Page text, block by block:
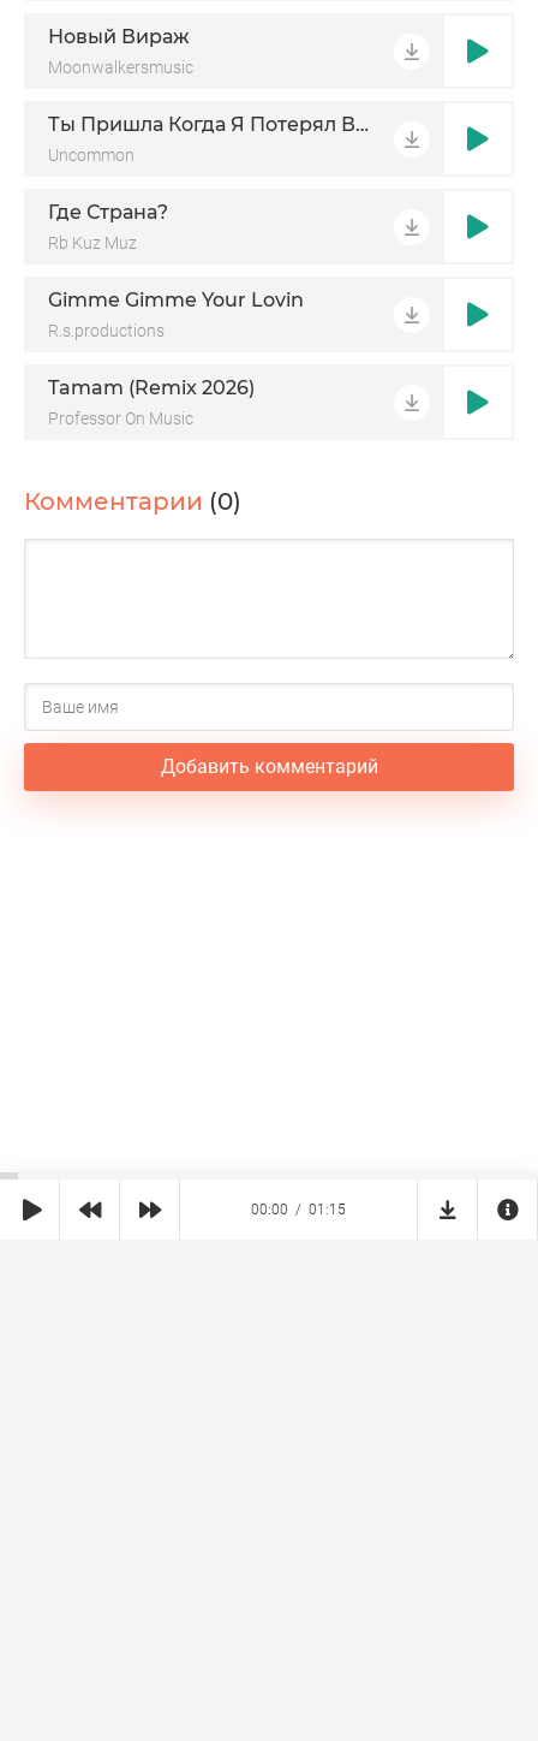
Новый Вираж
Moonwalkersmusic
Ты Пришла Когда Я Потерял Всё
Uncommon
Где Страна?
Rb Kuz Muz
Gimme Gimme Your Lovin
R.s.productions
Tamam (Remix 2026)
Professor On Music
Комментарии (0)
Добавить комментарий
00:00 01:15